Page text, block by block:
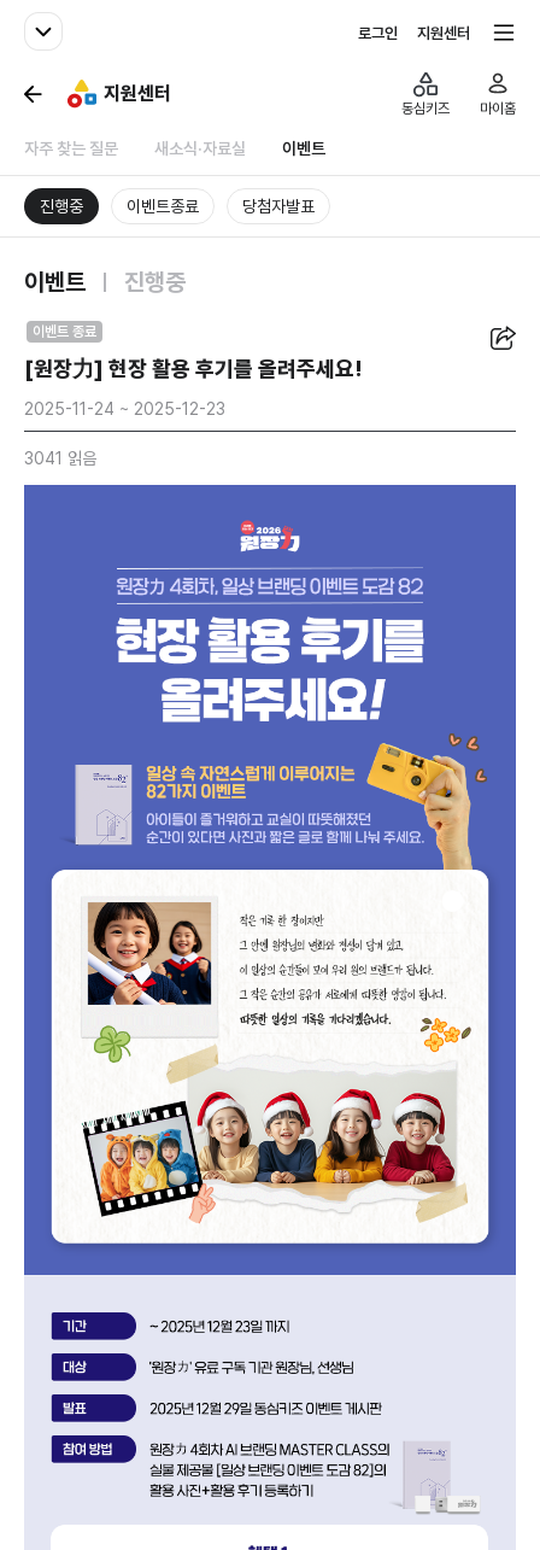
패밀리사이트
로그인 지원센터
지원센터
자주 찾는 질문 새소식·자료실 이벤트
동심키즈 마이홈
진행중 이벤트종료 당첨자발표
이벤트 진행중
이벤트 종료
[원장力] 현장 활용 후기를 올려주세요!
2025-11-24 ~ 2025-12-23
3041 읽음